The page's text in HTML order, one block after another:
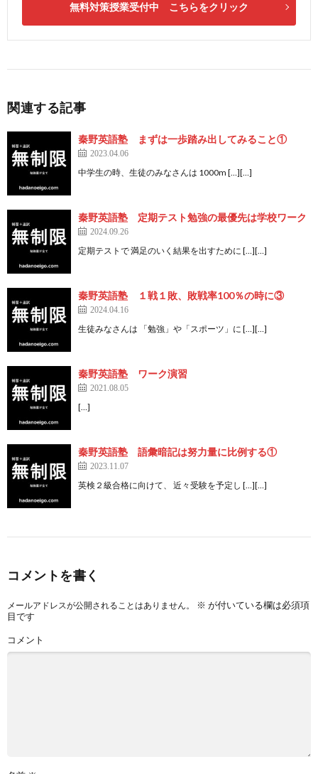
無料対策授業受付中 こちらをクリック
関連する記事
秦野英語塾 まずは一歩踏み出してみること①
2023.04.06
中学生の時、生徒のみなさんは 1000m […][…]
秦野英語塾 定期テスト勉強の最優先は学校ワーク
2024.09.26
定期テストで 満足のいく結果を出すために […][…]
秦野英語塾 １戦１敗、敗戦率100％の時に③
2024.04.16
生徒みなさんは 「勉強」や「スポーツ」に […][…]
秦野英語塾 ワーク演習
2021.08.05
[…]
秦野英語塾 語彙暗記は努力量に比例する①
2023.11.07
英検２級合格に向けて、 近々受験を予定し […][…]
コメントを書く
メールアドレスが公開されることはありません。 ※ が付いている欄は必須項
目です
コメント